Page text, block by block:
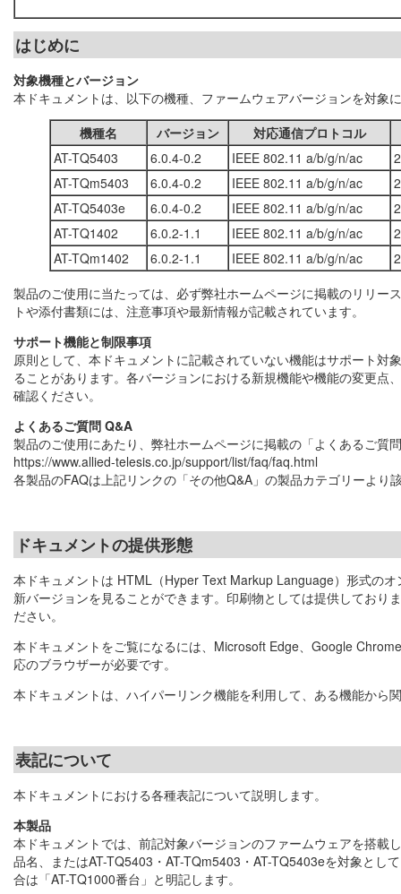
はじめに
対象機種とバージョン
本ドキュメントは、以下の機種、ファームウェアバージョンを対象
機種名
バージョン
対応通信プロトコル
AT-TQ5403
6.0.4-0.2 IEEE 802.11 a/b/g/n/ac
2
AT-TQm5403
6.0.4-0.2 IEEE 802.11 a/b/g/n/ac
2
AT-TQ5403e
6.0.4-0.2 IEEE 802.11 a/b/g/n/ac
2
AT-TQ1402
6.0.2-1.1 IEEE 802.11 a/b/g/n/ac
2
AT-TQm1402
6.0.2-1.1 IEEE 802.11 a/b/g/n/ac
2
製品のご使用に当たっては、必ず弊社ホームページに掲載のリリ
トや添付書類には、注意事項や最新情報が記載されています。
サポート機能と制限事項
原則として、本ドキュメントに記載されていない機能はサポート
ることがあります。各バージョンにおける新規機能や機能の変更
確認ください。
よくあるご質問 Q&A
製品のご使用にあたり、弊社ホームページに掲載の「よくあるご質
https://www.allied-telesis.co.jp/support/list/faq/faq.html
各製品のFAQは上記リンクの「その他Q&A」の製品カテゴリーより
ドキュメントの提供形態
本ドキュメントは HTML（Hyper Text Markup Language）形式の
新バージョンを見ることができます。印刷物としては提供してお
ださい。
本ドキュメントをご覧になるには、Microsoft Edge、Google
応のブラウザーが必要です。
本ドキュメントは、ハイパーリンク機能を利用して、ある機能か
表記について
本ドキュメントにおける各種表記について説明します。
本製品
本ドキュメントでは、前記対象バージョンのファームウェアを搭
品名、またはAT-TQ5403・AT-TQm5403・AT-TQ5403eを対象とし
合は「AT-TQ1000番台」と明記します。